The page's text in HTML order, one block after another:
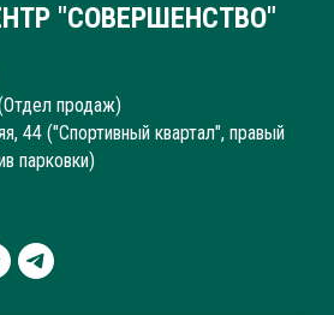
"СОВЕРШЕНСТВО"
продаж)
44 ("Спортивный квартал", правый
парковки)